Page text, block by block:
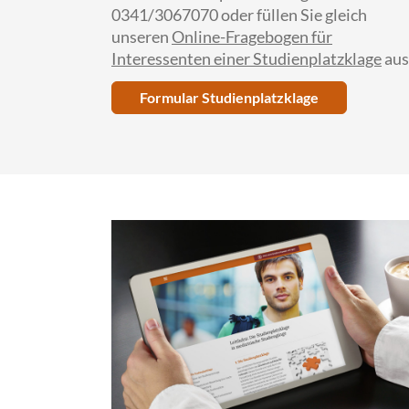
0341/3067070 oder füllen Sie gleich
unseren Online-Fragebogen für
Interessenten einer Studienplatzklage
Formular Studienplatzklage